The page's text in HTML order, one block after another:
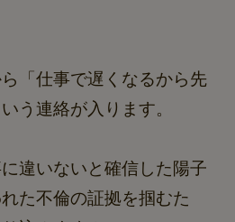
「仕事で遅くなるから先
う連絡が入ります。
違いないと確信した陽子
た不倫の証拠を掴むた